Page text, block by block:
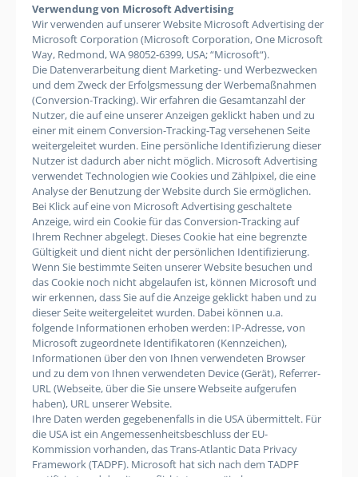
Verwendung von Microsoft Advertising
Wir verwenden auf unserer Website Microsoft Advertising der
Microsoft Corporation (Microsoft Corporation, One Microsoft
Way, Redmond, WA 98052-6399, USA; “Microsoft“).
Die Datenverarbeitung dient Marketing- und Werbezwecken
und dem Zweck der Erfolgsmessung der Werbemaßnahmen
(Conversion-Tracking). Wir erfahren die Gesamtanzahl der
Nutzer, die auf eine unserer Anzeigen geklickt haben und zu
einer mit einem Conversion-Tracking-Tag versehenen Seite
weitergeleitet wurden. Eine persönliche Identifizierung dieser
Nutzer ist dadurch aber nicht möglich. Microsoft Advertising
verwendet Technologien wie Cookies und Zählpixel, die eine
Analyse der Benutzung der Website durch Sie ermöglichen.
Bei Klick auf eine von Microsoft Advertising geschaltete
Anzeige, wird ein Cookie für das Conversion-Tracking auf
Ihrem Rechner abgelegt. Dieses Cookie hat eine begrenzte
Gültigkeit und dient nicht der persönlichen Identifizierung.
Wenn Sie bestimmte Seiten unserer Website besuchen und
das Cookie noch nicht abgelaufen ist, können Microsoft und
wir erkennen, dass Sie auf die Anzeige geklickt haben und zu
dieser Seite weitergeleitet wurden. Dabei können u.a.
folgende Informationen erhoben werden: IP-Adresse, von
Microsoft zugeordnete Identifikatoren (Kennzeichen),
Informationen über den von Ihnen verwendeten Browser
und zu dem von Ihnen verwendeten Device (Gerät), Referrer-
URL (Webseite, über die Sie unsere Webseite aufgerufen
haben), URL unserer Website.
Ihre Daten werden gegebenenfalls in die USA übermittelt. Für
die USA ist ein Angemessenheitsbeschluss der EU-
Kommission vorhanden, das Trans-Atlantic Data Privacy
Framework (TADPF). Microsoft hat sich nach dem TADPF